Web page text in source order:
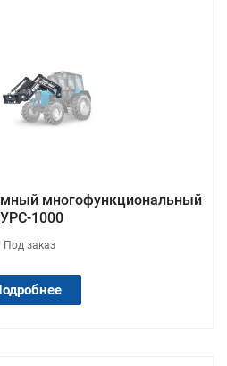
многофункциональный
1000
Под заказ